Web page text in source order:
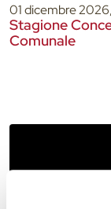
01 dicembre
Stagione
Comunale